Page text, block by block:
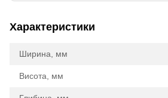
Характеристики
Ширина, мм
Висота, мм